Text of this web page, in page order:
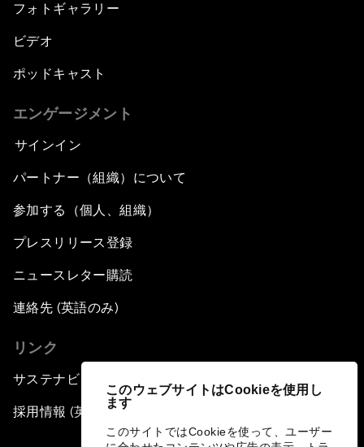
このウェブサイトはCookieを使用し
ます
このサイトではCookieを使って、ユーザー
フォトギャラリー
ビデオ
ポッドキャスト
エンゲージメント
サインイン
パートナー（組織）について
参加する（個人、組織）
プレスリリース登録
ニュースレター購読
連絡先 (英語のみ)
リンク
サステナビリティへの取り組み
採用情報 (英語のみ)